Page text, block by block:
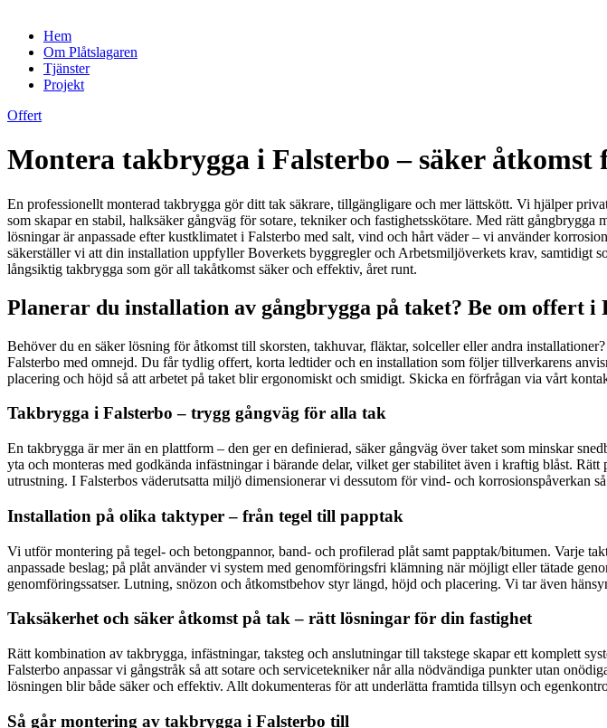
Hem
Om Plåtslagaren
Tjänster
Projekt
Offert
Montera takbrygga i Falsterbo – säker åtkomst
En professionellt monterad takbrygga gör ditt tak säkrare, tillgängligare och mer lättskött. Vi hjälper
som skapar en stabil, halksäker gångväg för sotare, tekniker och fastighetsskötare. Med rätt
lösningar är anpassade efter kustklimatet i Falsterbo med salt, vind och hårt väder – vi använder
säkerställer vi att din installation uppfyller Boverkets byggregler och Arbetsmiljöverkets krav,
långsiktig takbrygga som gör all takåtkomst säker och effektiv, året runt.
Planerar du installation av gångbrygga på taket? Be om offert i
Behöver du en säker lösning för åtkomst till skorsten, takhuvar, fläktar, solceller eller andra
Falsterbo med omnejd. Du får tydlig offert, korta ledtider och en installation som följer tillverkarens
placering och höjd så att arbetet på taket blir ergonomiskt och smidigt. Skicka en förfrågan via vårt
Takbrygga i Falsterbo – trygg gångväg för alla tak
En takbrygga är mer än en plattform – den ger en definierad, säker gångväg över taket som minskar
yta och monteras med godkända infästningar i bärande delar, vilket ger stabilitet även i kraftig blåst.
utrustning. I Falsterbos väderutsatta miljö dimensionerar vi dessutom för vind- och korrosionspåverkan
Installation på olika taktyper – från tegel till papptak
Vi utför montering på tegel- och betongpannor, band- och profilerad plåt samt papptak/bitumen. Varje
anpassade beslag; på plåt använder vi system med genomföringsfri klämning när möjligt eller tätade
genomföringssatser. Lutning, snözon och åtkomstbehov styr längd, höjd och placering. Vi tar även
Taksäkerhet och säker åtkomst på tak – rätt lösningar för din fastighet
Rätt kombination av takbrygga, infästningar, taksteg och anslutningar till takstege skapar ett komplett
Falsterbo anpassar vi gångstråk så att sotare och servicetekniker når alla nödvändiga punkter utan
lösningen blir både säker och effektiv. Allt dokumenteras för att underlätta framtida tillsyn och
Så går montering av takbrygga i Falsterbo till